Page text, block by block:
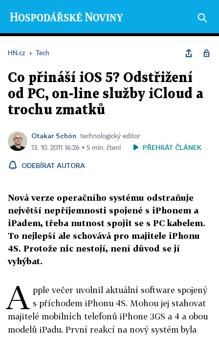
HN.cz › Tech
Co přináší iOS 5? Odstřižení
od PC, on-line služby iCloud a
trochu zmatků
Otakar Schön
technologický editor
13. 10. 2011 16:26 ▪ 5 min. čtení
PŘEHRÁT ČLÁNEK
ODEBÍRAT AUTORA
Nová verze operačního systému odstraňuje
největší nepříjemnosti spojené s iPhonem a
iPadem, třeba nutnost spojit se s PC kabelem.
To nejlepší ale schovává pro majitele iPhonu
4S. Protože nic nestojí, není důvod se jí
vyhýbat.
A pple večer uvolnil aktuální software spojený
s příchodem iPhonu 4S. Mohou jej stahovat
majitelé mobilních telefonů iPhone 3GS a 4 a obou
modelů iPadu. První reakcí na nový systém byla